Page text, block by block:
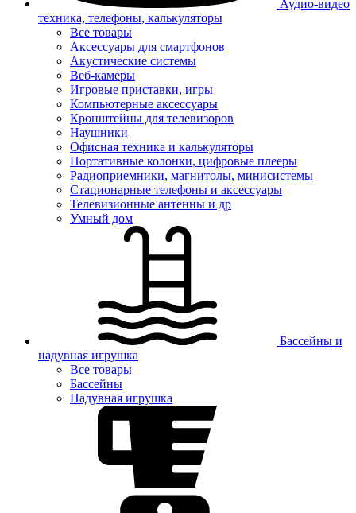
Аудио-видео
техника, телефоны, калькуляторы
Все товары
Аксессуары для смартфонов
Акустические системы
Веб-камеры
Игровые приставки, игры
Компьютерные аксессуары
Кронштейны для телевизоров
Наушники
Офисная техника и калькуляторы
Портативные колонки, цифровые плееры
Радиоприемники, магнитолы, минисистемы
Стационарные телефоны и аксессуары
Телевизионные антенны и др
Умный дом
Бассейны и
надувная игрушка
Все товары
Бассейны
Надувная игрушка